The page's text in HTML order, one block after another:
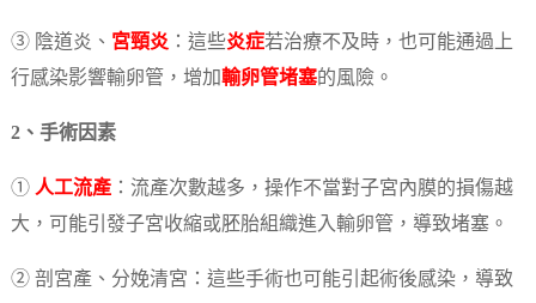
③ 陰道炎、 宮頸炎：這些炎症若治療不及時，也可能通過上
行感染影響輸卵管，增加輸卵管堵塞的風險。
2、手術因素
① 人工流產：流產次數越多，操作不當對子宮內膜的損傷越
大，可能引發子宮收縮或胚胎組織進入輸卵管，導致堵塞。
② 剖宮產、分娩清宮：這些手術也可能引起術後感染，導致